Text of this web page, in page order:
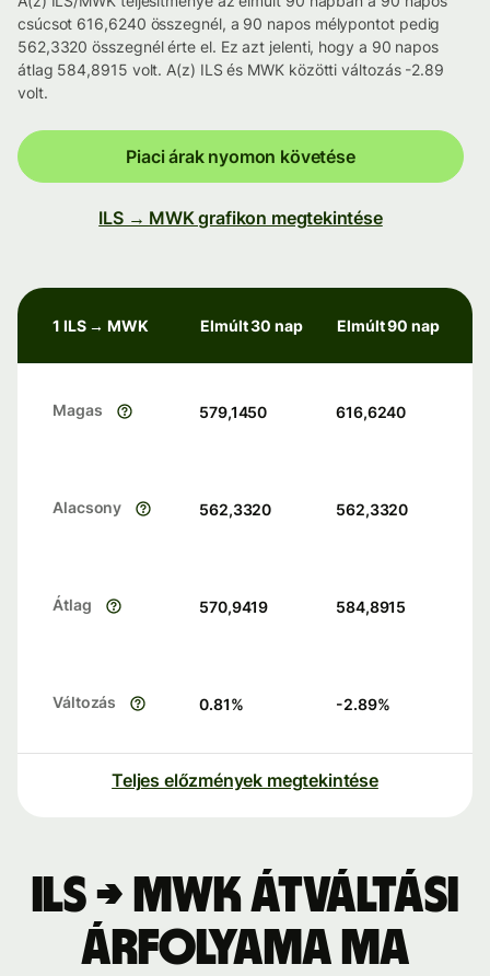
csúcsot 616,6240 összegnél, a 90 napos mélypontot pedig
562,3320 összegnél érte el. Ez azt jelenti, hogy a 90 napos
átlag 584,8915 volt. A(z) ILS és MWK közötti változás -2.89
volt.
Piaci árak nyomon követése
ILS → MWK grafikon megtekintése
1 ILS → MWK Elmúlt 30 nap Elmúlt 90 nap
Magas 579,1450 616,6240
Alacsony 562,3320 562,3320
Átlag 570,9419 584,8915
Változás 0.81% -2.89%
Teljes előzmények megtekintése
ILS → MWK átváltási
árfolyama ma